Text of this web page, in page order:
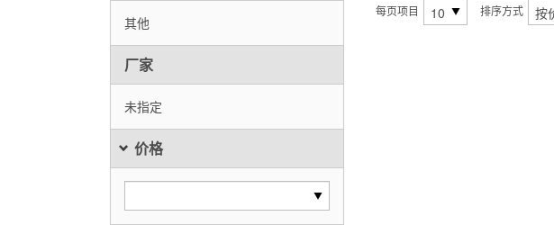
其他
厂家
未指定
价格
每页项目
排序方式